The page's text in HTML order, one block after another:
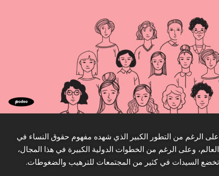
على الرغم من التطور الكبير الذي شهده مفهوم حقوق النساء في
العالم، وعلى الرغم من الخطوات الدولية الكبيرة في هذا المجال،
تخضع السيدات في كثير من المجتمعات للترهيب والضغوطات.